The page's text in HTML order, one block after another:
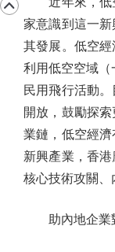
家意識到這一
其發展。低空
利用低空空域（
民用飛行活動
開放，鼓勵探
業鏈，低空經
新興產業，香
核心技術攻關、
助內地企業